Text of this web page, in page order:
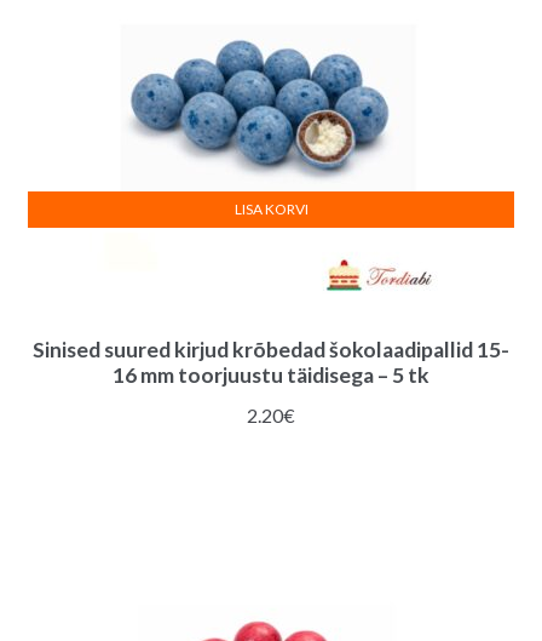
Sinised suured kirjud krõbedad šokolaadipallid 15-
16 mm toorjuustu täidisega – 5 tk
2.20€
LISA KORVI